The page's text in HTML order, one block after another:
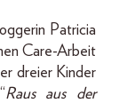
Patricia
Care-Arbeit
dreier Kinder
Raus aus der